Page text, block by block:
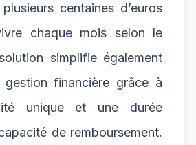
centaines d’euros
chaque mois selon le
simplifie également
financière grâce à
unique et une durée
de remboursement.